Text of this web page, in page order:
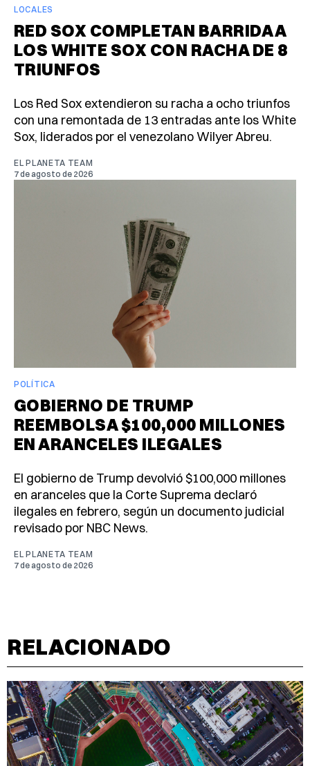
LOCALES
RED SOX COMPLETAN BARRIDA A
LOS WHITE SOX CON RACHA DE 8
TRIUNFOS
Los Red Sox extendieron su racha a ocho triunfos
con una remontada de 13 entradas ante los White
Sox, liderados por el venezolano Wilyer Abreu.
EL PLANETA TEAM
7 de agosto de 2026
POLÍTICA
GOBIERNO DE TRUMP
REEMBOLSA $100,000 MILLONES
EN ARANCELES ILEGALES
El gobierno de Trump devolvió $100,000 millones
en aranceles que la Corte Suprema declaró
ilegales en febrero, según un documento judicial
revisado por NBC News.
EL PLANETA TEAM
7 de agosto de 2026
RELACIONADO